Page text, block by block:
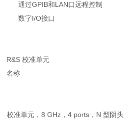
通过GPIB和LAN口远程控制
数字I/O接口
R&S校准单元
名称
校准单元，8 GHz ，4 ports ， N型阴头